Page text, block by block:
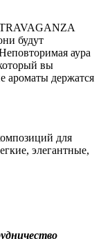
будут
аура
вы
ароматы держатся
для
элегантные,